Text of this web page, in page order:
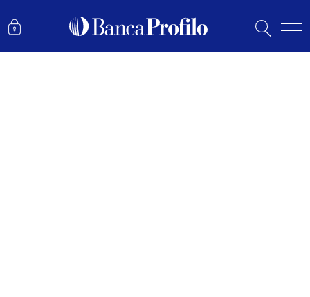
MERCATI 2026: QUANDO LA RESILIENZA DIVENTA COMPIACENZA